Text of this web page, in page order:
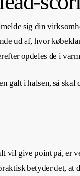
sig din
ud af, hvor
opdeles de i
galt i halsen, så
vil give point på, er
betyder det,